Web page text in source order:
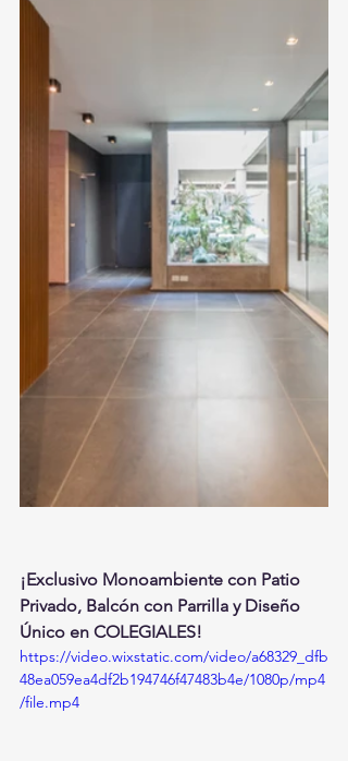
¡Exclusivo Monoambiente con Patio
Privado, Balcón con Parrilla y Diseño
Único en COLEGIALES!
https://video.wixstatic.com/video/a68329_dfb
48ea059ea4df2b194746f47483b4e/1080p/mp4
/file.mp4